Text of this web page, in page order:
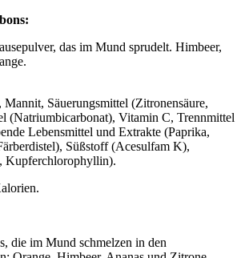
das im Mund sprudelt. Himbeer,
Säuerungsmittel (Zitronensäure,
(Natriumbicarbonat), Vitamin C, Trennmittel
Lebensmittel und Extrakte (Paprika,
Süßstoff (Acesulfam K),
Kupferchlorophyllin).
die im Mund schmelzen in den